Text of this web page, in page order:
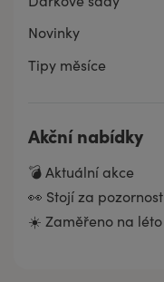
Novinky
Tipy měsíce
Akční nabídky
💣 Aktuální akce
👀 Stojí za pozornost
☀️ Zaměřeno na léto